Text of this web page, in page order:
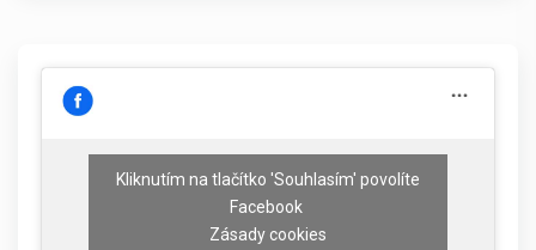
Kliknutím na tlačítko 'Souhlasím' povolíte
Facebook
Zásady cookies